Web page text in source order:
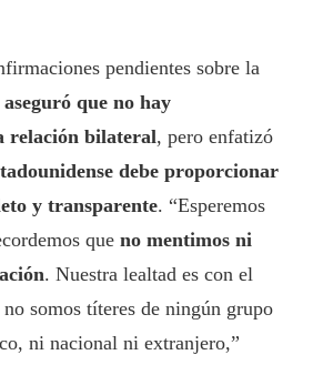
pendientes sobre la
que no hay
relación bilateral, pero enfatizó
debe proporcionar
y transparente. “Esperemos
que no mentimos ni
. Nuestra lealtad es con el
somos títeres de ningún grupo
ni nacional ni extranjero,”